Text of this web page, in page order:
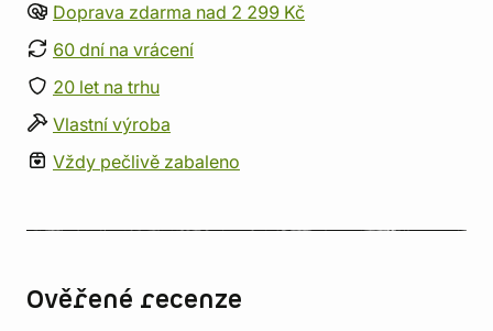
Doprava zdarma nad 2 299 Kč
60 dní na vrácení
20 let na trhu
Vlastní výroba
Vždy pečlivě zabaleno
Ověřené recenze